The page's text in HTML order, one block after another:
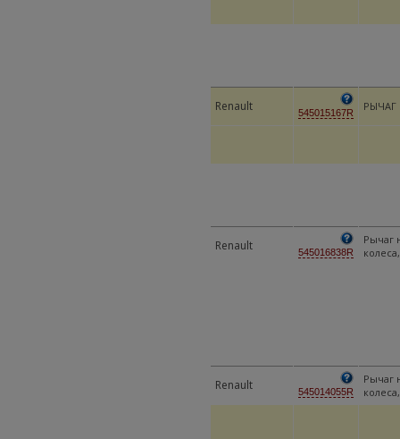
Renault 545015167R РЫЧАГ
Renault 545016838R
Рычаг
Renault 545014055R
Рычаг